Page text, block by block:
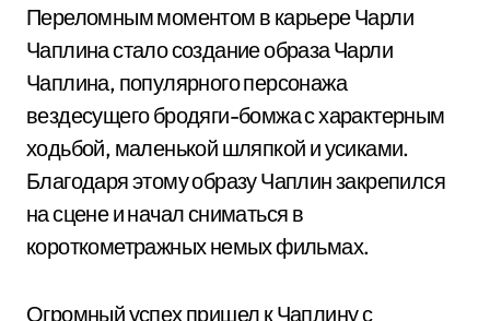
Переломным моментом в карьере Чарли
Чаплина стало создание образа Чарли
Чаплина, популярного персонажа
вездесущего бродяги-бомжа с характерным
ходьбой, маленькой шляпкой и усиками.
Благодаря этому образу Чаплин закрепился
на сцене и начал сниматься в
короткометражных немых фильмах.
Огромный успех пришел к Чаплину с